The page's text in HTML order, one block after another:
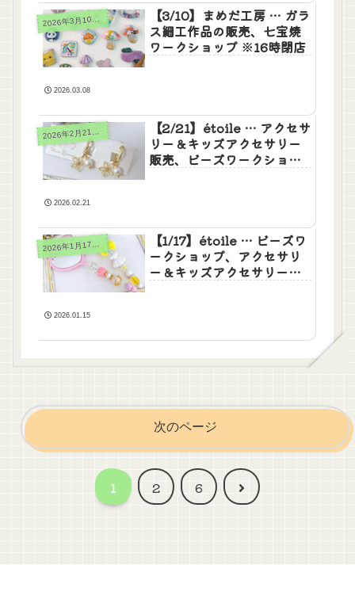
2
026年3月10日(火)
【3/10】まめだ工房 … ガラ
ス細工作品の販売、七宝焼
ワークショップ ※16時閉店
2026.03.08
2026年2月21日(土)22日(日)23日(月祝)
【2/21】étoile … アクセサ
リー＆キッズアクセサリー
販売、ビーズワークショッ
2026.02.21
2026年1月17日(土)18日(日)
【1/17】étoile … ビーズワ
ークショップ、アクセサリ
ー＆キッズアクセサリー販
2026.01.15
次のページ
1 2 6
次